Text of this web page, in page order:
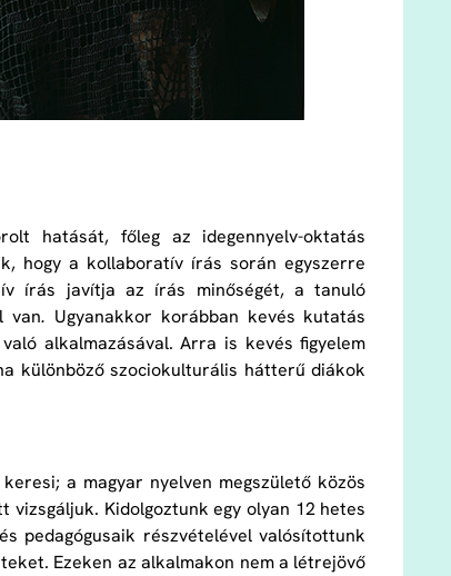
hatását, főleg az idegennyelv-oktatás
hogy a kollaboratív írás során egyszerre
írás javítja az írás minőségét, a tanuló
van. Ugyanakkor korábban kevés kutatás
alkalmazásával. Arra is kevés figyelem
különböző szociokulturális hátterű diákok
a magyar nyelven megszülető közös
Kidolgoztunk egy olyan 12 hetes
pedagógusaik részvételével valósítottunk
Ezeken az alkalmakon nem a létrejövő